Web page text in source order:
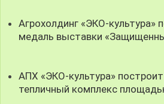
Агрохолдинг «ЭКО-культура»
медаль выставки
АПХ «ЭКО-культура»
тепличный комплекс